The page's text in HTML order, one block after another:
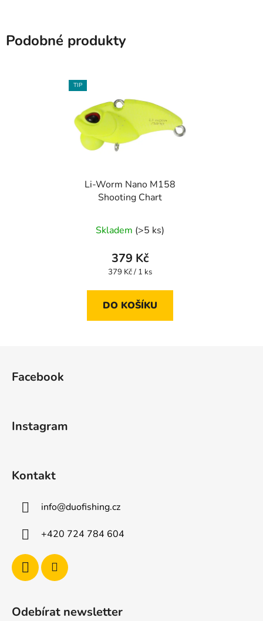
Podobné produkty
TIP
Li-Worm Nano M158
Shooting Chart
Skladem (>5 ks)
379 Kč
Měrná
379 Kč / 1 ks
DO KOŠÍKU
Facebook
Instagram
Kontakt
info@duofishing.cz
+420 724 784 604
Odebírat newsletter